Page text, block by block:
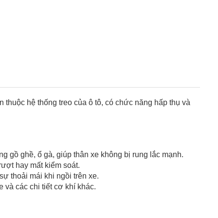
thuộc hệ thống treo của ô tô, có chức năng hấp thụ và
gồ ghề, ổ gà, giúp thân xe không bị rung lắc mạnh.
hay mất kiểm soát.
thoải mái khi ngồi trên xe.
và các chi tiết cơ khí khác.